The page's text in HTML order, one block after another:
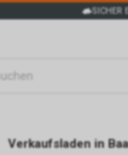
SICHER
Verkaufsladen in